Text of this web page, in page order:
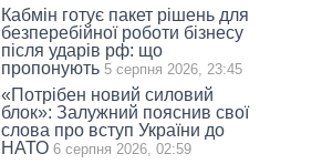
Кабмін готує пакет рішень для
безперебійної роботи бізнесу
після ударів рф: що
пропонують 5 серпня 2026, 23:45
«Потрібен новий силовий
блок»: Залужний пояснив свої
слова про вступ України до
НАТО 6 серпня 2026, 02:59